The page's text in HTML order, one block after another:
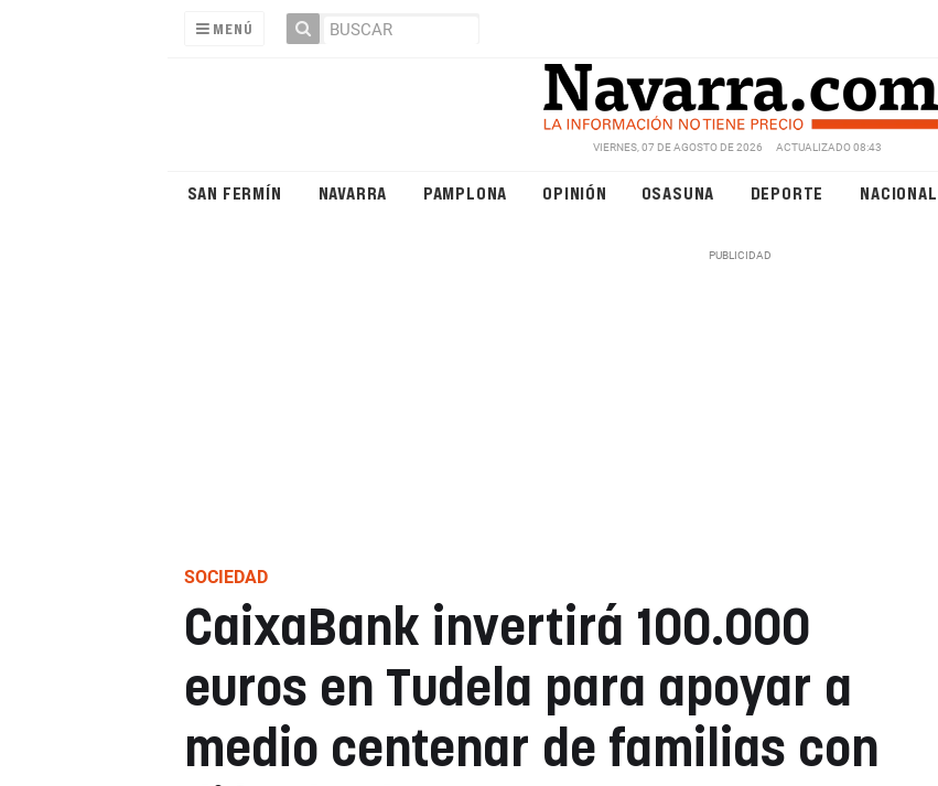
MENÚ
VIERNES, 07 DE AGOSTO DE 2026 ACTUALIZADO 08:43
SAN FERMÍN NAVARRA PAMPLONA OPINIÓN OSASUNA DEPORTE NACIONAL
SOCIEDAD
CaixaBank invertirá 100.000
euros en Tudela para apoyar a
medio centenar de familias con